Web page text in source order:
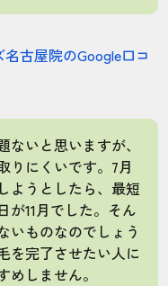
古屋院のGoogle口コ
ないと思いますが、
りにくいです。7月
ようとしたら、最短
が11月でした。そん
いものなのでしょう
を完了させたい人に
めしません。